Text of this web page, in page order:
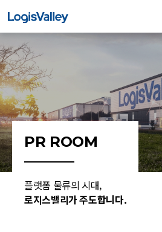
PR ROOM
플랫폼 물류의 시대,
로지스밸리가 주도합니다.